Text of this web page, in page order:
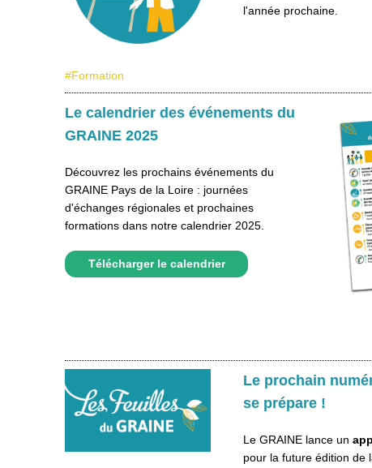
#Formation
l'année prochaine.
Le calendrier des événements du
GRAINE 2025
Découvrez les prochains événements du
GRAINE Pays de la Loire : journées
d'échanges régionales et prochaines
formations dans notre calendrier 2025.
Télécharger le calendrier
Le prochain
se prépare !
Le GRAINE lance un
pour la future édition de